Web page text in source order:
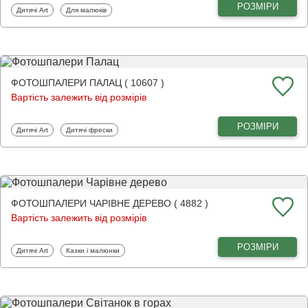
Фотошпалери
Дитячі Art Фотошпалери
Для малюків РОЗМІРИ
ФОТОШПАЛЕРИ ПАЛАЦ ( 10607 )
Вартість залежить від розмірів
Фотошпалери
Дитячі Art Фотошпалери
Дитячі фрески РОЗМІРИ
ФОТОШПАЛЕРИ ЧАРІВНЕ ДЕРЕВО ( 4882 )
Вартість залежить від розмірів
Фотошпалери
Дитячі Art Фотошпалери
Казки і малюнки РОЗМІРИ